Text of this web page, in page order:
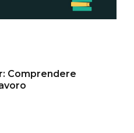
Comprendere